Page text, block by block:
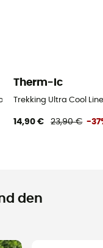
- Damen
Therm-Ic
Trekking Ultra Cool
14,90 € 23,90 € -
den